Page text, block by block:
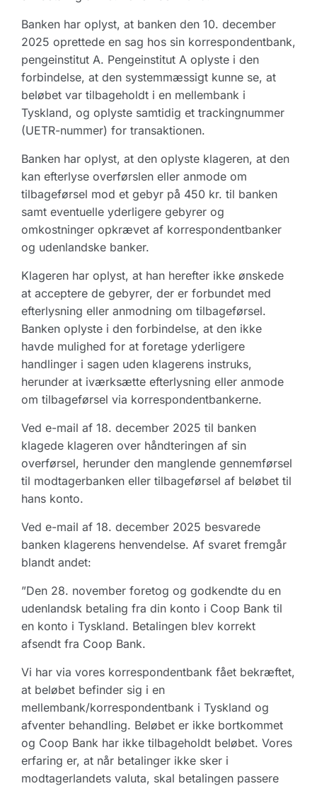
Banken har oplyst, at banken den 10. december
2025 oprettede en sag hos sin korrespondentbank,
pengeinstitut A. Pengeinstitut A oplyste i den
forbindelse, at den systemmæssigt kunne se, at
beløbet var tilbageholdt i en mellembank i
Tyskland, og oplyste samtidig et trackingnummer
(UETR-nummer) for transaktionen.
Banken har oplyst, at den oplyste klageren, at den
kan efterlyse overførslen eller anmode om
tilbageførsel mod et gebyr på 450 kr. til banken
samt eventuelle yderligere gebyrer og
omkostninger opkrævet af korrespondentbanker
og udenlandske banker.
Klageren har oplyst, at han herefter ikke ønskede
at acceptere de gebyrer, der er forbundet med
efterlysning eller anmodning om tilbageførsel.
Banken oplyste i den forbindelse, at den ikke
havde mulighed for at foretage yderligere
handlinger i sagen uden klagerens instruks,
herunder at iværksætte efterlysning eller anmode
om tilbageførsel via korrespondentbankerne.
Ved e-mail af 18. december 2025 til banken
klagede klageren over håndteringen af sin
overførsel, herunder den manglende gennemførsel
til modtagerbanken eller tilbageførsel af beløbet til
hans konto.
Ved e-mail af 18. december 2025 besvarede
banken klagerens henvendelse. Af svaret fremgår
blandt andet:
”Den 28. november foretog og godkendte du en
udenlandsk betaling fra din konto i Coop Bank til
en konto i Tyskland. Betalingen blev korrekt
afsendt fra Coop Bank.
Vi har via vores korrespondentbank fået bekræftet,
at beløbet befinder sig i en
mellembank/korrespondentbank i Tyskland og
afventer behandling. Beløbet er ikke bortkommet
og Coop Bank har ikke tilbageholdt beløbet. Vores
erfaring er, at når betalinger ikke sker i
modtagerlandets valuta, skal betalingen passere